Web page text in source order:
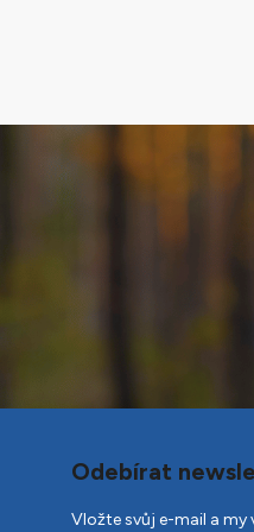
Odebírat
Vložte svůj e-mail a my